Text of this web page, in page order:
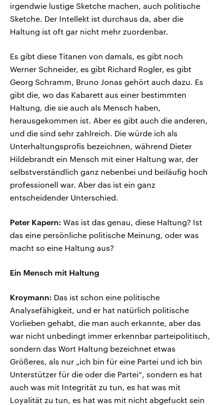
irgendwie lustige Sketche machen, auch politische
Sketche. Der Intellekt ist durchaus da, aber die
Haltung ist oft gar nicht mehr zuordenbar.
Es gibt diese Titanen von damals, es gibt noch
Werner Schneider, es gibt Richard Rogler, es gibt
Georg Schramm, Bruno Jonas gehört auch dazu. Es
gibt die, wo das Kabarett aus einer bestimmten
Haltung, die sie auch als Mensch haben,
herausgekommen ist. Aber es gibt auch die anderen,
und die sind sehr zahlreich. Die würde ich als
Unterhaltungsprofis bezeichnen, während Dieter
Hildebrandt ein Mensch mit einer Haltung war, der
selbstverständlich ganz nebenbei und beiläufig hoch
professionell war. Aber das ist ein ganz
entscheidender Unterschied.
Peter Kapern: Was ist das genau, diese Haltung? Ist
das eine persönliche politische Meinung, oder was
macht so eine Haltung aus?
Ein Mensch mit Haltung
Kroymann: Das ist schon eine politische
Analysefähigkeit, und er hat natürlich politische
Vorlieben gehabt, die man auch erkannte, aber das
war nicht unbedingt immer erkennbar parteipolitisch,
sondern das Wort Haltung bezeichnet etwas
Größeres, als nur „ich bin für eine Partei und ich bin
Unterstützer für die oder die Partei“, sondern es hat
auch was mit Integrität zu tun, es hat was mit
Loyalität zu tun, es hat was mit nicht abgefuckt sein